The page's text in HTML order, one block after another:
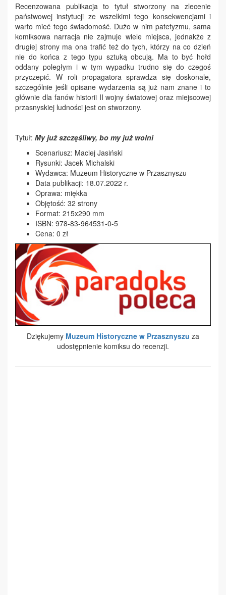
Recenzowana publikacja to tytuł stworzony na zlecenie
państwowej instytucji ze wszelkimi tego konsekwencjami i
warto mieć tego świadomość. Dużo w nim patetyzmu, sama
komiksowa narracja nie zajmuje wiele miejsca, jednakże z
drugiej strony ma ona trafić też do tych, którzy na co dzień
nie do końca z tego typu sztuką obcują. Ma to być hołd
oddany poległym i w tym wypadku trudno się do czegoś
przyczepić. W roli propagatora sprawdza się doskonale,
szczególnie jeśli opisane wydarzenia są już nam znane i to
głównie dla fanów historii II wojny światowej oraz miejscowej
przasnyskiej ludności jest on stworzony.
Tytuł: My już szczęśliwy, bo my już wolni
Scenariusz: Maciej Jasiński
Rysunki: Jacek Michalski
Wydawca: Muzeum Historyczne w Przasznyszu
Data publikacji: 18.07.2022 r.
Oprawa: miękka
Objętość: 32 strony
Format: 215x290 mm
ISBN: 978-83-964531-0-5
Cena: 0 zł
Dziękujemy Muzeum Historyczne w Przasznyszu za
udostępnienie komiksu do recenzji.